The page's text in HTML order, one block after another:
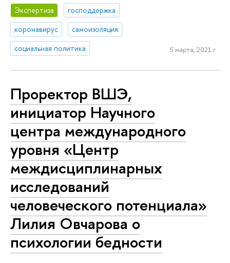
Экспертиза
господдержка
коронавирус
самоизоляция
социальная политика
5 марта, 2021 г.
Проректор ВШЭ,
инициатор Научного
центра международного
уровня «Центр
междисциплинарных
исследований
человеческого потенциала»
Лилия Овчарова о
психологии бедности